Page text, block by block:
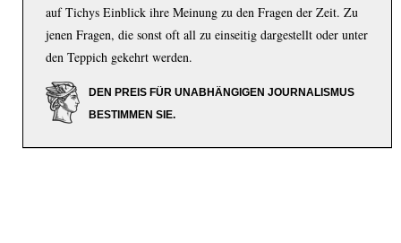
auf Tichys Einblick ihre Meinung zu den Fragen der Zeit. Zu
jenen Fragen, die sonst oft all zu einseitig dargestellt oder unter
den Teppich gekehrt werden.
DEN PREIS FÜR UNABHÄNGIGEN JOURNALISMUS
BESTIMMEN SIE.